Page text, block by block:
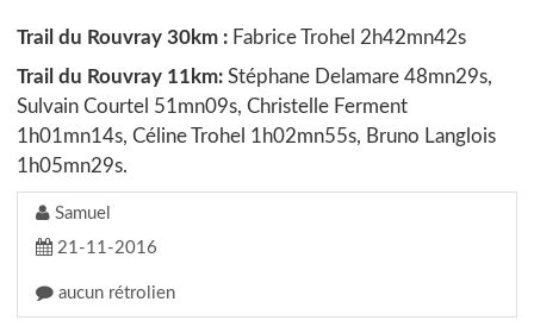
Trail du Rouvray 30km : Fabrice Trohel 2h42mn42s
Trail du Rouvray 11km: Stéphane Delamare 48mn29s,
Sulvain Courtel 51mn09s, Christelle Ferment
1h01mn14s, Céline Trohel 1h02mn55s, Bruno Langlois
1h05mn29s.
Samuel
21-11-2016
aucun rétrolien